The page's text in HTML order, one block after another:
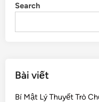
o
o
n s
Search
Bài viết
Bí Mật Lý Thuyết Trò